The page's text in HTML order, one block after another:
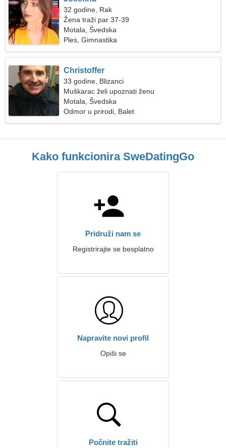
32 godine, Rak
Žena traži par 37-39
Motala, Švedska
Ples, Gimnastika
Christoffer
33 godine, Blizanci
Muškarac želi upoznati ženu
Motala, Švedska
Odmor u prirodi, Balet
Kako funkcionira SweDatingGo
Pridruži nam se
Registrirajte se besplatno
Napravite novi profil
Opiši se
Počnite tražiti